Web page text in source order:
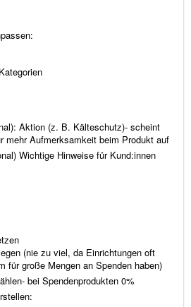
Aktion (z. B. Kälteschutz)- scheint
mehr Aufmerksamkeit beim Produkt auf
Wichtige Hinweise für Kund:innen
(nie zu viel, da Einrichtungen oft
für große Mengen an Spenden haben)
bei Spendenprodukten 0%